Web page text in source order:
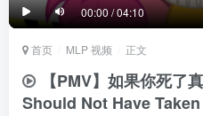
00:00 / 04:10
极慢 适
首页 MLP 视频 正文
【PMV】如果你死了
Should Not Have Taken